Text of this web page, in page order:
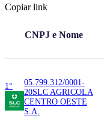
Copiar link
CNPJ e Nome
1°
05.799.312/0001-
20SLC AGRICOLA
CENTRO OESTE
S.A.